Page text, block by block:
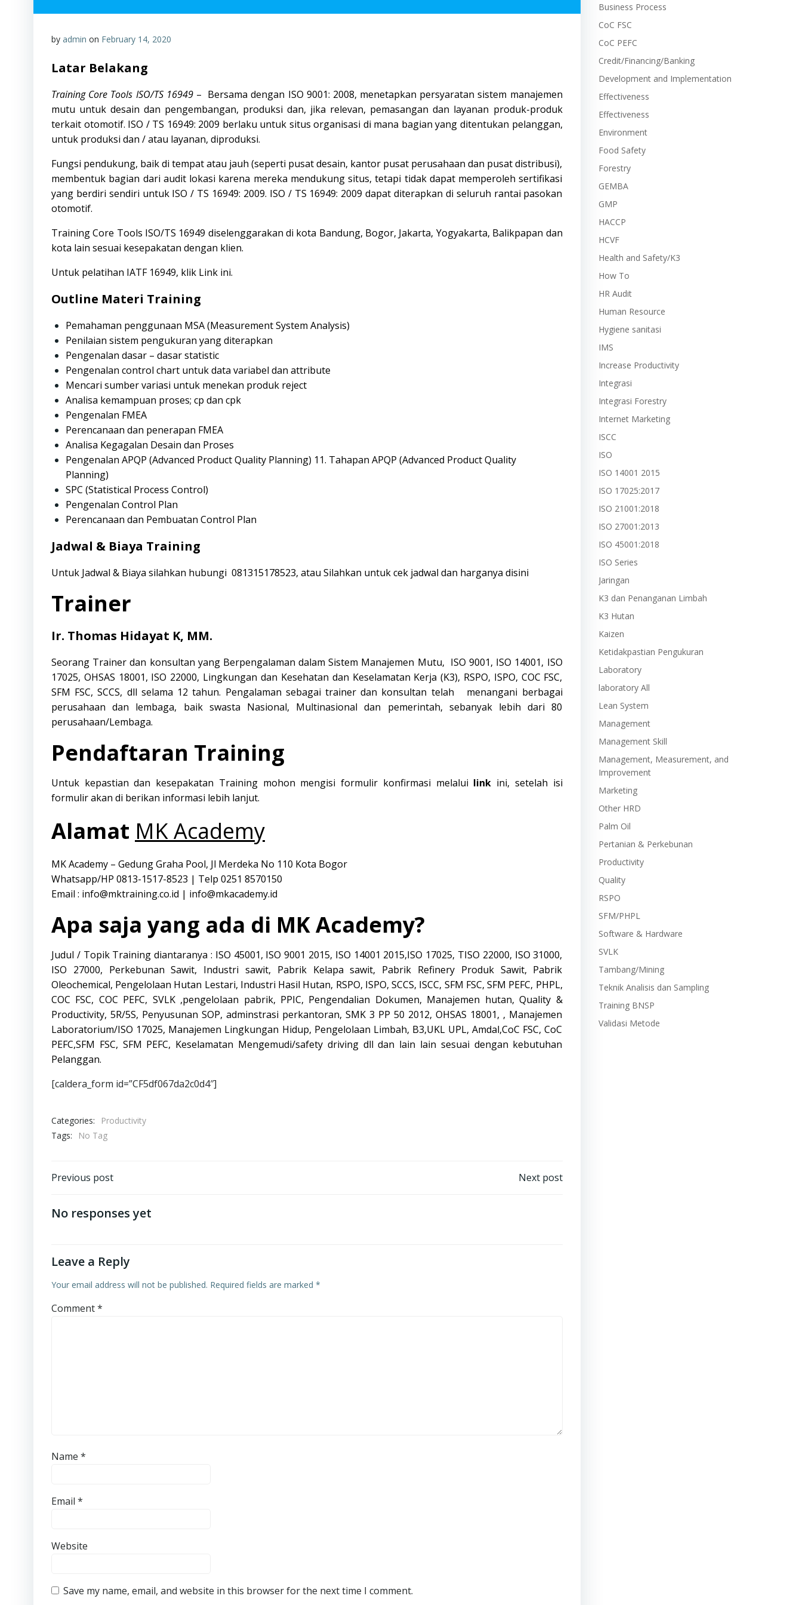
by admin on February 14, 2020
Latar Belakang
Training Core Tools ISO/TS 16949– Bersama dengan ISO 9001: 2008, menetapkan persyaratan sistem manajemen
mutu untuk desain dan pengembangan, produksi dan, jika relevan, pemasangan dan layanan produk-produk
terkait otomotif. ISO / TS 16949: 2009 berlaku untuk situs organisasi di mana bagian yang ditentukan pelanggan,
untuk produksi dan / atau layanan, diproduksi.
Fungsi pendukung, baik di tempat atau jauh (seperti pusat desain, kantor pusat perusahaan dan pusat distribusi),
membentuk bagian dari audit lokasi karena mereka mendukung situs, tetapi tidak dapat memperoleh sertifikasi
yang berdiri sendiri untuk ISO / TS 16949: 2009. ISO / TS 16949: 2009 dapat diterapkan di seluruh rantai pasokan
otomotif.
Training Core Tools ISO/TS 16949 diselenggarakan di kota Bandung, Bogor, Jakarta, Yogyakarta, Balikpapan dan
kota lain sesuai kesepakatan dengan klien.
Untuk pelatihan IATF 16949, klik Link ini.
Outline Materi Training
Pemahaman penggunaan MSA (Measurement System Analysis)
Penilaian sistem pengukuran yang diterapkan
Pengenalan dasar – dasar statistic
Pengenalan control chart untuk data variabel dan attribute
Mencari sumber variasi untuk menekan produk reject
Analisa kemampuan proses; cp dan cpk
Pengenalan FMEA
Perencanaan dan penerapan FMEA
Analisa Kegagalan Desain dan Proses
Pengenalan APQP (Advanced Product Quality Planning) 11. Tahapan APQP (Advanced Product Quality
Planning)
SPC (Statistical Process Control)
Pengenalan Control Plan
Perencanaan dan Pembuatan Control Plan
Jadwal & Biaya Training
Untuk Jadwal & Biaya silahkan hubungi 081315178523, atau Silahkan untuk cek jadwal dan harganya disini
Trainer
Ir. Thomas Hidayat K, MM.
Seorang Trainer dan konsultan yang Berpengalaman dalam Sistem Manajemen Mutu, ISO 9001, ISO 14001, ISO
17025, OHSAS 18001, ISO 22000, Lingkungan dan Kesehatan dan Keselamatan Kerja (K3), RSPO, ISPO, COC FSC,
SFM FSC, SCCS, dll selama 12 tahun. Pengalaman sebagai trainer dan konsultan telah menangani berbagai
perusahaan dan lembaga, baik swasta Nasional, Multinasional dan pemerintah, sebanyak lebih dari 80
perusahaan/Lembaga.
Pendaftaran Training
Untuk kepastian dan kesepakatan Training mohon mengisi formulir konfirmasi melalui link ini, setelah isi
formulir akan di berikan informasi lebih lanjut.
Alamat MK Academy
MK Academy – Gedung Graha Pool, Jl Merdeka No 110 Kota Bogor
Whatsapp/HP 0813-1517-8523 | Telp 0251 8570150
Email : info@mktraining.co.id | info@mkacademy.id
Apa saja yang ada di MK Academy?
Judul / Topik Training diantaranya : ISO 45001, ISO 9001 2015, ISO 14001 2015,ISO 17025, TISO 22000, ISO 31000,
ISO 27000, Perkebunan Sawit, Industri sawit, Pabrik Kelapa sawit, Pabrik Refinery Produk Sawit, Pabrik
Oleochemical, Pengelolaan Hutan Lestari, Industri Hasil Hutan, RSPO, ISPO, SCCS, ISCC, SFM FSC, SFM PEFC, PHPL,
COC FSC, COC PEFC, SVLK ,pengelolaan pabrik, PPIC, Pengendalian Dokumen, Manajemen hutan, Quality &
Productivity, 5R/5S, Penyusunan SOP, adminstrasi perkantoran, SMK 3 PP 50 2012, OHSAS 18001, , Manajemen
Laboratorium/ISO 17025, Manajemen Lingkungan Hidup, Pengelolaan Limbah, B3,UKL UPL, Amdal,CoC FSC, CoC
PEFC,SFM FSC, SFM PEFC, Keselamatan Mengemudi/safety driving dll dan lain lain sesuai dengan kebutuhan
Pelanggan.
[caldera_form id=”CF5df067da2c0d4″]
Categories:
Productivity
Tags:
No Tag
Post
navigation
Previous post Next post
No responses yet
Leave a Reply
Your email address will not be published. Required fields are marked *
Comment*
Name *
Email *
Website
Save my name, email, and website in this browser for the next time I comment.
Business Process
CoC FSC
CoC PEFC
Credit/Financing/Banking
Development and Implementation
Effectiveness
Effectiveness
Environment
Food Safety
Forestry
GEMBA
GMP
HACCP
HCVF
Health and Safety/K3
How To
HR Audit
Human Resource
Hygiene sanitasi
IMS
Increase Productivity
Integrasi
Integrasi Forestry
Internet Marketing
ISCC
ISO
ISO 14001 2015
ISO 17025:2017
ISO 21001:2018
ISO 27001:2013
ISO 45001:2018
ISO Series
Jaringan
K3 dan Penanganan Limbah
K3 Hutan
Kaizen
Ketidakpastian Pengukuran
Laboratory
laboratory All
Lean System
Management
Management Skill
Management, Measurement, and
Improvement
Marketing
Other HRD
Palm Oil
Pertanian & Perkebunan
Productivity
Quality
RSPO
SFM/PHPL
Software & Hardware
SVLK
Tambang/Mining
Teknik Analisis dan Sampling
Training BNSP
Validasi Metode